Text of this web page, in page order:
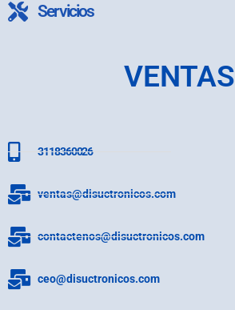
Servicios
VENTAS
3118360026
ventas@disuctronicos.com
contactenos@disuctronicos.com
ceo@disuctronicos.com